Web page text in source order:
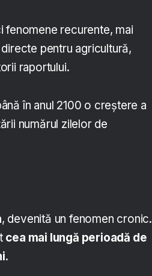
fenomene recurente, mai
pentru agricultură,
raportului.
în anul 2100 o creștere a
numărul zilelor de
, devenită un fenomen cronic.
cea mai lungă perioadă de
.